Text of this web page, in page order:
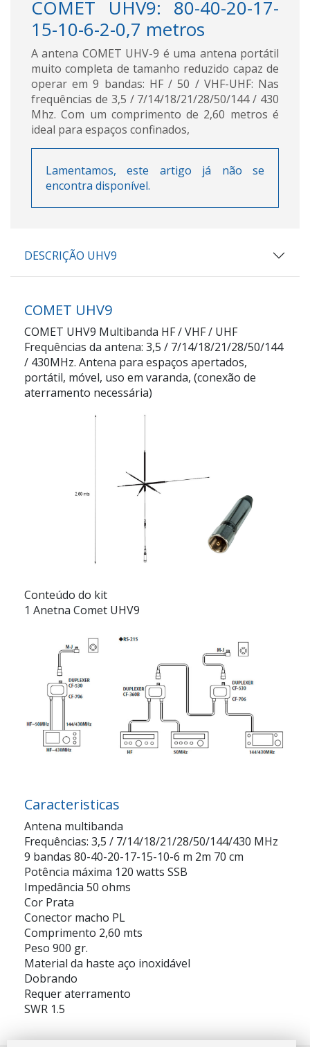
COMET UHV9: 80-40-20-17-
15-10-6-2-0,7 metros
A antena COMET UHV-9 é uma antena portátil
muito completa de tamanho reduzido capaz de
operar em 9 bandas: HF / 50 / VHF-UHF: Nas
frequências de 3,5 / 7/14/18/21/28/50/144 / 430
Mhz. Com um comprimento de 2,60 metros é
ideal para espaços confinados,
Lamentamos, este artigo já não se
encontra disponível.
DESCRIÇÃO UHV9
COMET UHV9
COMET UHV9 Multibanda HF / VHF / UHF
Frequências da antena: 3,5 / 7/14/18/21/28/50/144
/ 430MHz. Antena para espaços apertados,
portátil, móvel, uso em varanda, (conexão de
aterramento necessária)
Conteúdo do kit
1 Anetna Comet UHV9
Caracteristicas
Antena multibanda
Frequências: 3,5 / 7/14/18/21/28/50/144/430 MHz
9 bandas 80-40-20-17-15-10-6 m 2m 70 cm
Potência máxima 120 watts SSB
Impedância 50 ohms
Cor Prata
Conector macho PL
Comprimento 2,60 mts
Peso 900 gr.
Material da haste aço inoxidável
Dobrando
Requer aterramento
SWR 1.5